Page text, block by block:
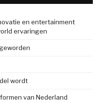
en entertainment
ervaringen
wordt
van Nederland